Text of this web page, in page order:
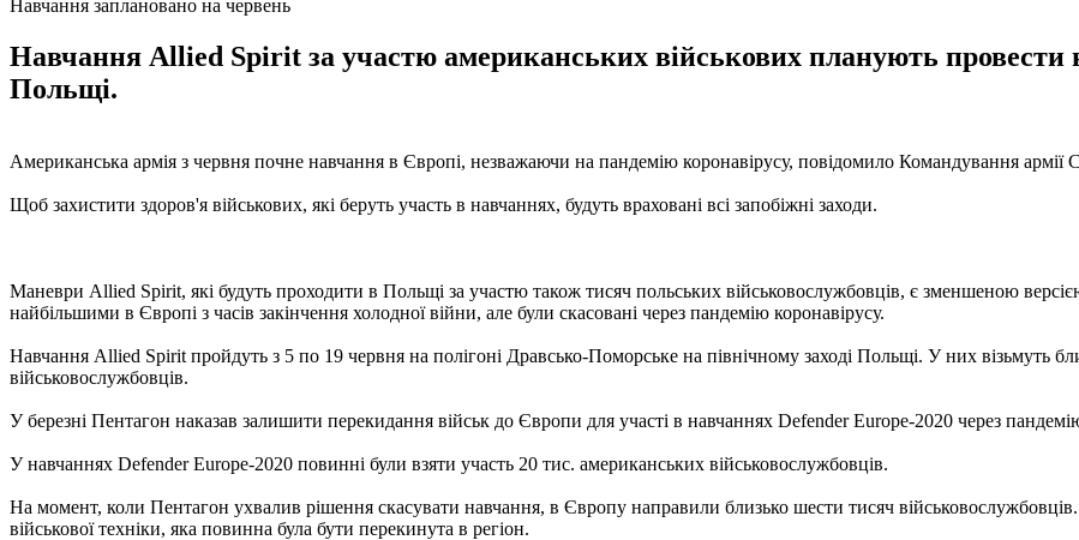
Навчання заплановано на червень
Навчання Allied Spirit за участю американських військових планують провести
Польщі.
Американська армія з червня почне навчання в Європі, незважаючи на пандемію коронавірусу, повідомило Командування
Щоб захистити здоров'я військових, які беруть участь в навчаннях, будуть враховані всі запобіжні заходи.
Маневри Allied Spirit, які будуть проходити в Польщі за участю також тисяч польських військовослужбовців, є зменшеною
найбільшими в Європі з часів закінчення холодної війни, але були скасовані через пандемію коронавірусу.
Навчання Allied Spirit пройдуть з 5 по 19 червня на полігоні Дравсько-Поморське на північному заході Польщі. У них візьмуть
військовослужбовців.
У березні Пентагон наказав залишити перекидання військ до Європи для участі в навчаннях Defender Europe-2020 через
У навчаннях Defender Europe-2020 повинні були взяти участь 20 тис. американських військовослужбовців.
На момент, коли Пентагон ухвалив рішення скасувати навчання, в Європу направили близько шести тисяч військовослужбовців.
військової техніки, яка повинна була бути перекинута в регіон.